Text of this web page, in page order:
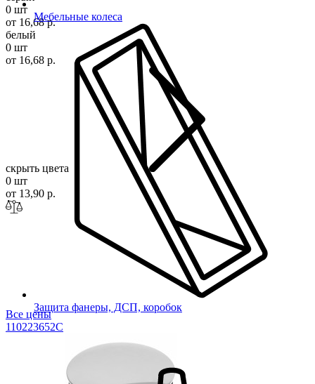
Мебельные колеса
Защита фанеры, ДСП, коробок
0 шт
от 16,68 р.
белый
0 шт
от 16,68 р.
скрыть цвета
0 шт
от 13,90 р.
Все цены
110223652C